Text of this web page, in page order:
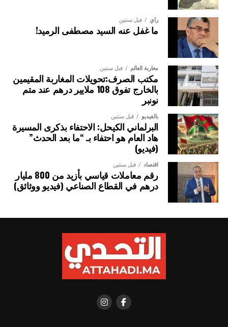
رأي قبل سنتين
ما غفل عنه السيد مصطفى الرميد!
مغاربة العالم قبل سنتين
مكتب الصرف:تحويلات المغاربة المقيمين
بالخارج تفوق 108 ملايير درهم عند متم
نونبر
بالفيديو قبل سنتين
البرلماني الكيحل: الاحتفاء بذكرى المسيرة
هاد العام هو احتفاء بـ “ما بعد الحدث”
(فيديو)
اقتصاد قبل سنتين
رقم معاملات قياسي بأزيد من 800 مليار
درهم في القطاع الصناعي (فيديو ووثائق)